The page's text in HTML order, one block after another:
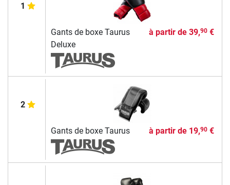
1
Gants de boxe Taurus
Deluxe
à partir de 39,90€
2
Gants de boxe Taurus à partir de 19,90€